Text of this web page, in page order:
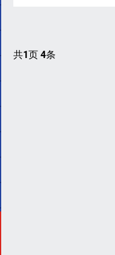
共1页 4条